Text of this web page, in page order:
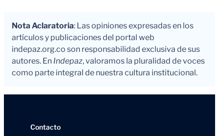
Nota Aclaratoria: Las opiniones expresadas en los
artículos y publicaciones del portal web
indepaz.org.co son responsabilidad exclusiva de sus
autores. En Indepaz, valoramos la pluralidad de voces
como parte integral de nuestra cultura institucional.
Contacto